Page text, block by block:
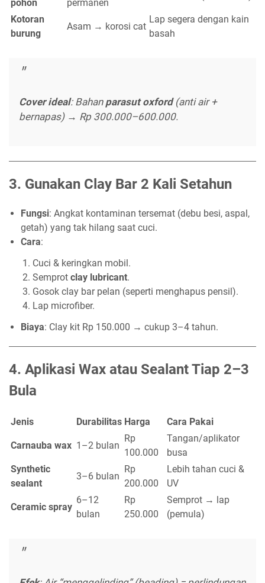
pohon
permanen
Kotoran
burung
Asam → korosi cat
Lap segera dengan kain
basah
Cover ideal: Bahan parasut oxford(anti air +
bernapas) → Rp 300.000–600.000.
3. Gunakan Clay Bar 2 Kali Setahun
Fungsi: Angkat kontaminan tersemat (debu besi, aspal,
getah) yang tak hilang saat cuci.
Cara:
Cuci & keringkan mobil.
Semprot clay lubricant.
Gosok clay bar pelan (seperti menghapus pensil).
Lap microfiber.
Biaya: Clay kit Rp 150.000 → cukup 3–4 tahun.
4. Aplikasi Wax atau Sealant Tiap 2–3
Bula
Jenis Durabilitas Harga Cara Pakai
Carnauba wax 1–2 bulan
Rp
100.000
Tangan/aplikator
busa
Synthetic
sealant
3–6 bulan
Rp
200.000
Lebih tahan cuci &
UV
Ceramic spray
6–12
bulan
Rp
250.000
Semprot → lap
(pemula)